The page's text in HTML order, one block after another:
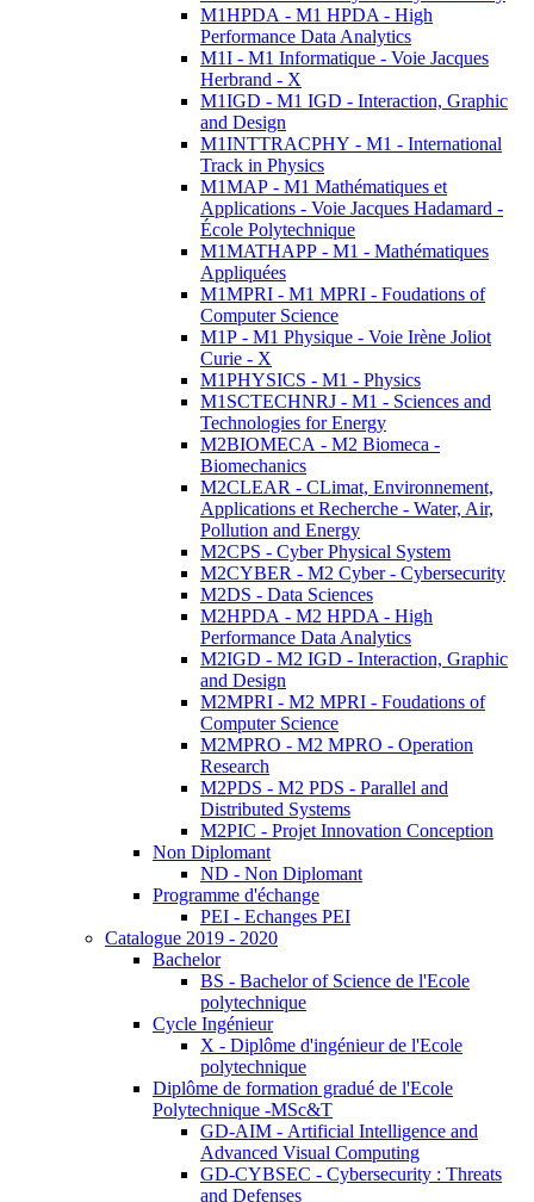
M1HPDA - M1 HPDA - High
Performance Data Analytics
M1I - M1 Informatique - Voie Jacques
Herbrand - X
M1IGD - M1 IGD - Interaction, Graphic
and Design
M1INTTRACPHY - M1 - International
Track in Physics
M1MAP - M1 Mathématiques et
Applications - Voie Jacques Hadamard -
École Polytechnique
M1MATHAPP - M1 - Mathématiques
Appliquées
M1MPRI - M1 MPRI - Foudations of
Computer Science
M1P - M1 Physique - Voie Irène Joliot
Curie - X
M1PHYSICS - M1 - Physics
M1SCTECHNRJ - M1 - Sciences and
Technologies for Energy
M2BIOMECA - M2 Biomeca -
Biomechanics
M2CLEAR - CLimat, Environnement,
Applications et Recherche - Water, Air,
Pollution and Energy
M2CPS - Cyber Physical System
M2CYBER - M2 Cyber - Cybersecurity
M2DS - Data Sciences
M2HPDA - M2 HPDA - High
Performance Data Analytics
M2IGD - M2 IGD - Interaction, Graphic
and Design
M2MPRI - M2 MPRI - Foudations of
Computer Science
M2MPRO - M2 MPRO - Operation
Research
M2PDS - M2 PDS - Parallel and
Distributed Systems
M2PIC - Projet Innovation Conception
Non Diplomant
ND - Non Diplomant
Programme d'échange
PEI - Echanges PEI
Catalogue 2019 - 2020
Bachelor
BS - Bachelor of Science de l'Ecole
polytechnique
Cycle Ingénieur
X - Diplôme d'ingénieur de l'Ecole
polytechnique
Diplôme de formation gradué de l'Ecole
Polytechnique -MSc&T
GD-AIM - Artificial Intelligence and
Advanced Visual Computing
GD-CYBSEC - Cybersecurity : Threats
and Defenses